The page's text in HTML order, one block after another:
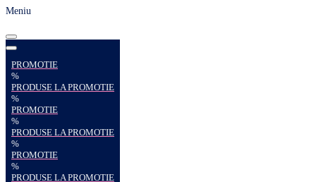
Meniu
PROMOTIE
%
PRODUSE LA PROMOTIE
%
PROMOTIE
%
PRODUSE LA PROMOTIE
%
PROMOTIE
%
PRODUSE LA PROMOTIE